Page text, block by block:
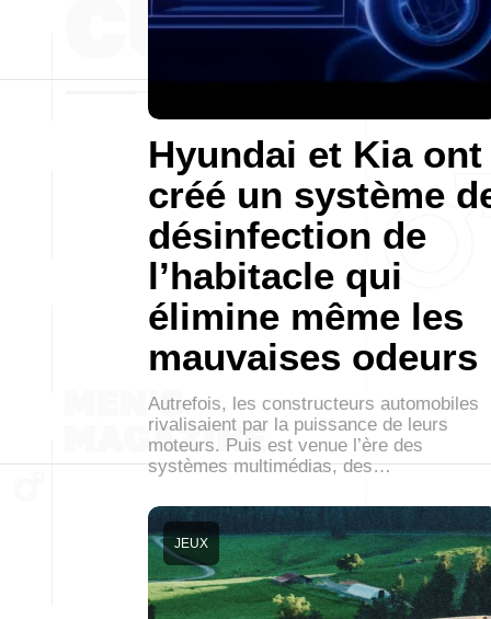
Hyundai et Kia ont
créé un système
désinfection de
l’habitacle qui
élimine même les
mauvaises odeurs
Autrefois, les constructeurs automobiles
rivalisaient par la puissance de leurs
moteurs. Puis est venue l’ère des
systèmes multimédias, des…
JEUX